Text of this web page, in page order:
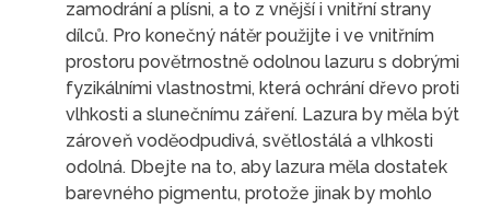
zamodrání a plísni, a to z vnější i vnitřní strany
dílců. Pro konečný nátěr použijte i ve vnitřním
prostoru povětrnostně odolnou lazuru s dobrými
fyzikálními vlastnostmi, která ochrání dřevo proti
vlhkosti a slunečnímu záření. Lazura by měla být
zároveň voděodpudivá, světlostálá a vlhkosti
odolná. Dbejte na to, aby lazura měla dostatek
barevného pigmentu, protože jinak by mohlo